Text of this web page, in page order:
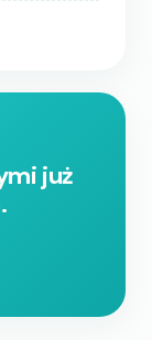
już